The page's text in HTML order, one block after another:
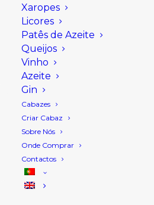
Xaropes
Licores
Patês de Azeite
Queijos
Vinho
Azeite
Gin
Cabazes
Criar Cabaz
Sobre Nós
Onde Comprar
Contactos